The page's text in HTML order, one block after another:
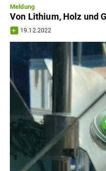
Meldung
Von Lithium, Holz und
19.12.2022